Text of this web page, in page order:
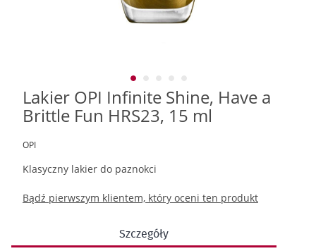
Lakier OPI Infinite Shine, Have a
Brittle Fun HRS23, 15 ml
OPI
Klasyczny lakier do paznokci
Bądź pierwszym klientem, który oceni ten produkt
Przejdź
początek
Szczegóły